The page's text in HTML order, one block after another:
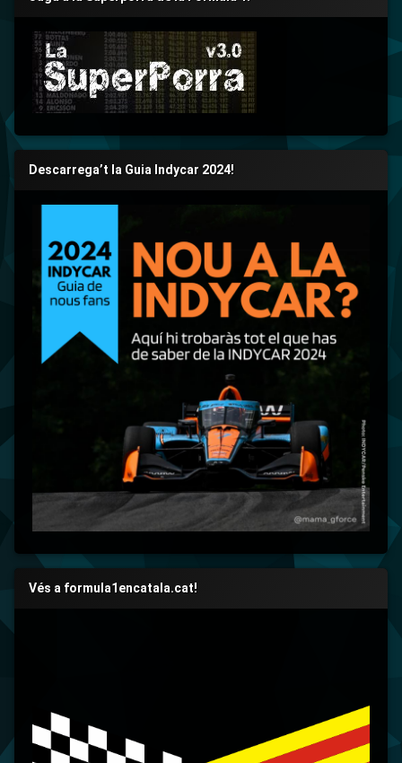
Descarrega’t la Guia Indycar 2024!
Vés a formula1encatala.cat!